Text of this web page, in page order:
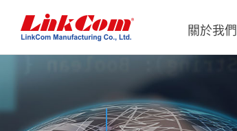
關於我們
通信變壓器
公司概況